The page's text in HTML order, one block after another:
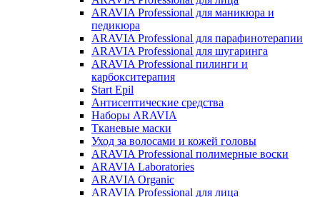
ARAVIA Professional для маникюра и
педикюра
ARAVIA Professional для парафинотерапии
ARAVIA Professional для шугаринга
ARAVIA Professional пилинги и
карбокситерапия
Start Epil
Антисептические средства
Наборы ARAVIA
Тканевые маски
Уход за волосами и кожей головы
ARAVIA Professional полимерные воски
ARAVIA Laboratories
ARAVIA Organic
ARAVIA Professional для лица